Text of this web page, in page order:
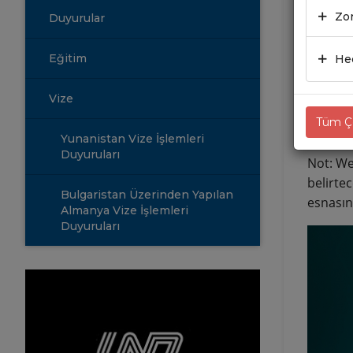
Duyurular
Eğitim
Vize
Yunanistan Vize İşlemleri
Duyuruları
Bulgaristan Üzerinden Yapılan
Almanya Vize İşlemleri
Duyuruları
Söz
Not:
Tüm